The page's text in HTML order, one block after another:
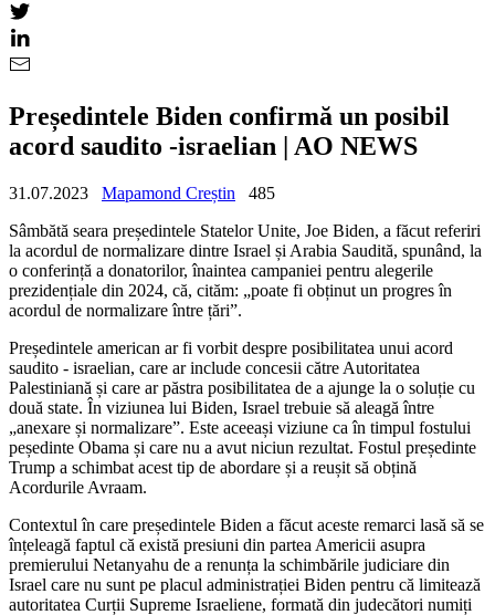
Președintele Biden confirmă un posibil
acord saudito -israelian | AO NEWS
31.07.2023 Mapamond Creștin
485
Sâmbătă seara președintele Statelor Unite, Joe Biden, a făcut referiri
la acordul de normalizare dintre Israel și Arabia Saudită, spunând, la
o conferință a donatorilor, înaintea campaniei pentru alegerile
prezidențiale din 2024, că, cităm: „poate fi obținut un progres în
acordul de normalizare între țări”.
Președintele american ar fi vorbit despre posibilitatea unui acord
saudito - israelian, care ar include concesii către Autoritatea
Palestiniană și care ar păstra posibilitatea de a ajunge la o soluție cu
două state. În viziunea lui Biden, Israel trebuie să aleagă între
„anexare și normalizare”. Este aceeași viziune ca în timpul fostului
peședinte Obama și care nu a avut niciun rezultat. Fostul președinte
Trump a schimbat acest tip de abordare și a reușit să obțină
Acordurile Avraam.
Contextul în care președintele Biden a făcut aceste remarci lasă să se
înțeleagă faptul că există presiuni din partea Americii asupra
premierului Netanyahu de a renunța la schimbările judiciare din
Israel care nu sunt pe placul administrației Biden pentru că limitează
autoritatea Curții Supreme Israeliene, formată din judecători numiți